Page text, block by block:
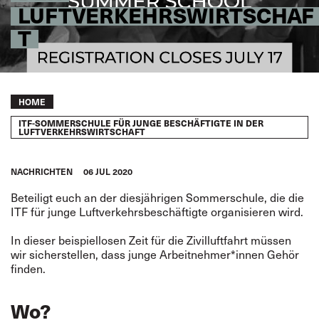
LUFTVERKEHRSWIRTSCHAF
T
Breadcrumb
HOME
ITF-SOMMERSCHULE FÜR JUNGE BESCHÄFTIGTE IN DER
LUFTVERKEHRSWIRTSCHAFT
NACHRICHTEN 06 JUL 2020
Beteiligt euch an der diesjährigen Sommerschule, die die
ITF für junge Luftverkehrsbeschäftigte organisieren wird.
In dieser beispiellosen Zeit für die Zivilluftfahrt müssen
wir sicherstellen, dass junge Arbeitnehmer*innen Gehör
finden.
Wo?